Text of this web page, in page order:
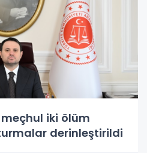
iki ölüm
derinleştirildi